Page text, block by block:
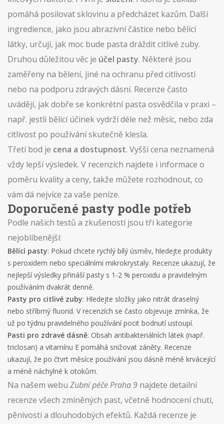
pomáhá posilovat sklovinu a předcházet kazům. Další
ingredience, jako jsou abrazivní částice nebo bělící
látky, určují, jak moc bude pasta dráždit citlivé zuby.
Druhou důležitou věc je účel pasty. Některé jsou
zaměřeny na bělení, jiné na ochranu před citlivostí
nebo na podporu zdravých dásní. Recenze často
uvádějí, jak dobře se konkrétní pasta osvědčila v praxi –
např. jestli bělící účinek vydrží déle než měsíc, nebo zda
citlivost po používání skutečně klesla.
Třetí bod je cena a dostupnost. Vyšší cena neznamená
vždy lepší výsledek. V recenzích najdete i informace o
poměru kvality a ceny, takže můžete rozhodnout, co
vám dá nejvíce za vaše peníze.
Doporučené pasty podle potřeb
Podle našich testů a zkušeností jsou tři kategorie
nejoblíbenější:
Bělící pasty: Pokud chcete rychlý bílý úsměv, hledejte produkty
s peroxidem nebo speciálními mikrokrystaly. Recenze ukazují, že
nejlepší výsledky přináší pasty s 1‑2 % peroxidu a pravidelným
používáním dvakrát denně.
Pasty pro citlivé zuby: Hledejte složky jako nitrát draselný
nebo stříbrný fluorid. V recenzích se často objevuje zmínka, že
už po týdnu pravidelného používání pocit bodnutí ustoupí.
Pasti pro zdravé dásně: Obsah antibakteriálních látek (např.
triclosan) a vitamínu E pomáhá snižovat záněty. Recenze
ukazují, že po čtvrt měsíce používání jsou dásně méně krvácející
a méně náchylné k otokům.
Na našem webu Zubní péče Praha 9 najdete detailní
recenze všech zmíněných past, včetně hodnocení chuti,
pěnivosti a dlouhodobých efektů. Každá recenze je